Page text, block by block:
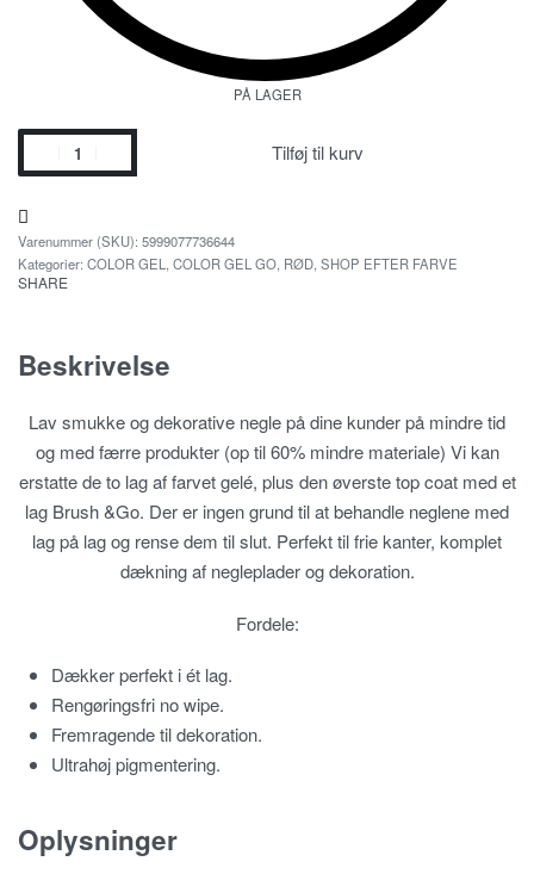
PÅ LAGER
Tilføj til kurv
5999077736644
Kategorier: COLOR GEL, COLOR GEL GO, RØD, SHOP EFTER FARVE
SHARE
Beskrivelse
Lav smukke og dekorative negle på dine kunder på mindre tid
og med færre produkter (op til 60% mindre materiale) Vi kan
erstatte de to lag af farvet gelé, plus den øverste top coat med et
lag Brush &Go. Der er ingen grund til at behandle neglene med
lag på lag og rense dem til slut. Perfekt til frie kanter, komplet
dækning af negleplader og dekoration.
Fordele:
Dækker perfekt i ét lag.
Rengøringsfri no wipe.
Fremragende til dekoration.
Ultrahøj pigmentering.
Oplysninger